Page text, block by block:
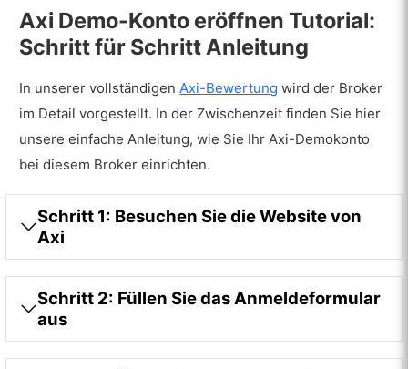
Axi Demo-Konto eröffnen Tutorial:
Schritt für Schritt Anleitung
In unserer vollständigenAxi-Bewertung wird der Broker
im Detail vorgestellt. In der Zwischenzeit finden Sie hier
unsere einfache Anleitung, wie Sie Ihr Axi-Demokonto
bei diesem Broker einrichten.
Schritt 1: Besuchen Sie die Website von
Axi
Schritt 2: Füllen Sie das Anmeldeformular
aus